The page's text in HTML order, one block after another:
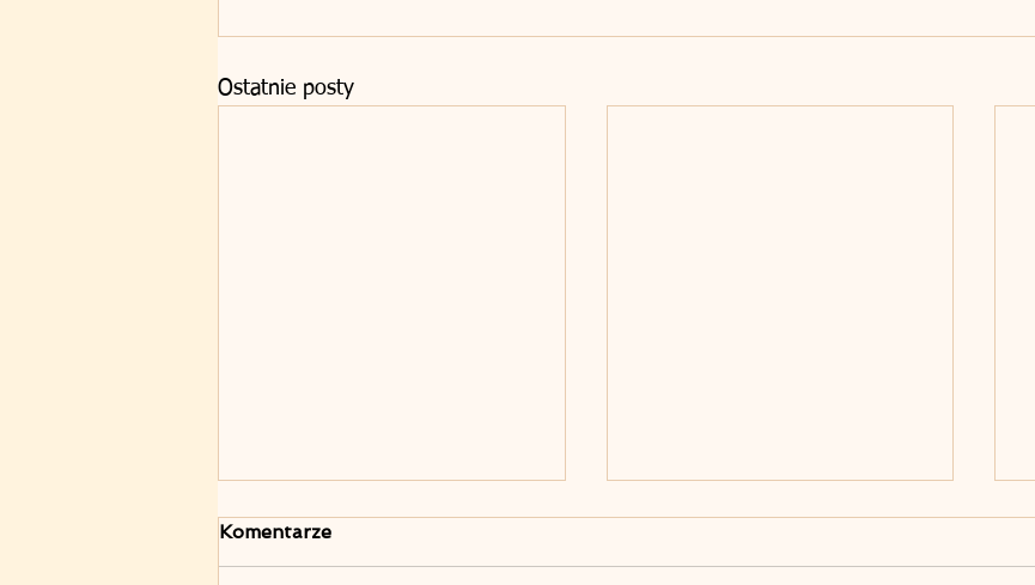
Ostatnie posty
Komentarze